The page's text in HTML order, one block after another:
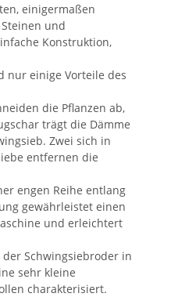
einigermaßen
und
Konstruktion,
nur einige Vorteile des
die Pflanzen ab,
trägt die Dämme
Zwei sich in
entfernen die
engen Reihe entlang
gewährleistet einen
und erleichtert
Schwingsiebroder in
sehr kleine
charakterisiert.